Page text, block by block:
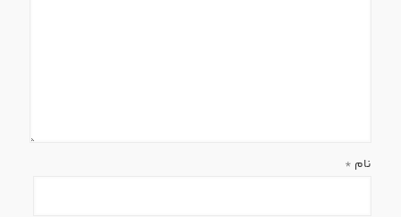
نام *